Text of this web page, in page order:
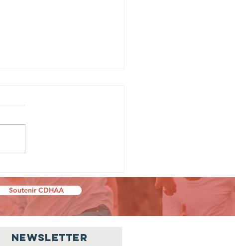
"Accord
Soutenir CDHAA
Newsletter